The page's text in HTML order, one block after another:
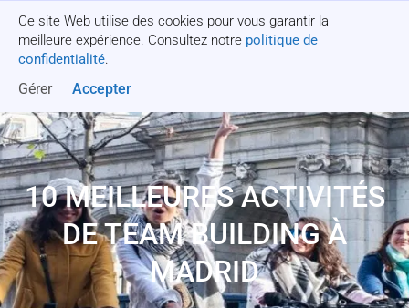
Ce site Web utilise des cookies pour vous garantir la
meilleure expérience. Consultez notre politique de
confidentialité.
Gérer Accepter
Obtenez un devis
10 MEILLEURES ACTIVITÉS
DE TEAM BUILDING À
MADRID